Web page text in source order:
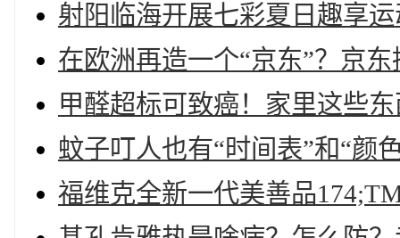
射阳临海开展七彩夏日趣享
在欧洲再造一个“京东”？京
甲醛超标可致癌！家里这些
蚊子叮人也有“时间表”和“颜
福维克全新一代美善品